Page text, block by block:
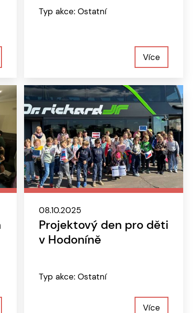
Typ akce: Ostatní
Více
08.10.2025
Projektový den pro děti
v Hodoníně
Typ akce: Ostatní
Více